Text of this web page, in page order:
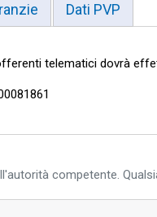
Dati PVP
telematici dovrà
competente.